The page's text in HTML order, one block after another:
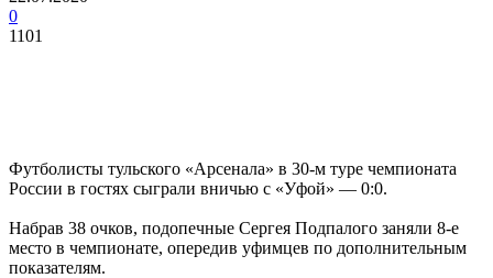
0
1101
Футболисты тульского «Арсенала» в 30-м туре чемпионата
России в гостях сыграли вничью с «Уфой» — 0:0.
Набрав 38 очков, подопечные Сергея Подпалого заняли 8-е
место в чемпионате, опередив уфимцев по дополнительным
показателям.